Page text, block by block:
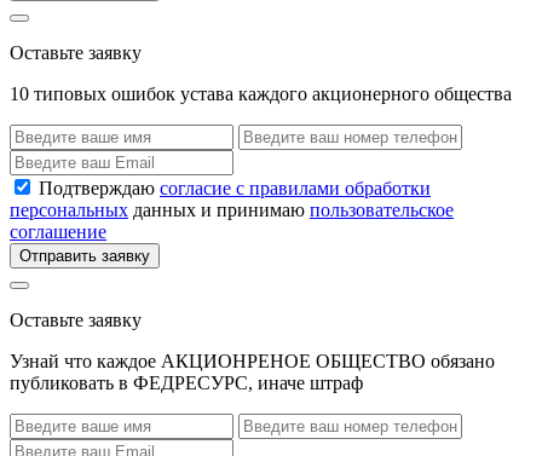
Оставьте заявку
10 типовых ошибок устава каждого акционерного общества
Подтверждаю согласие с правилами обработки
персональных данных и принимаю пользовательское
соглашение
Отправить заявку
Оставьте заявку
Узнай что каждое АКЦИОНРЕНОЕ ОБЩЕСТВО обязано
публиковать в ФЕДРЕСУРС, иначе штраф